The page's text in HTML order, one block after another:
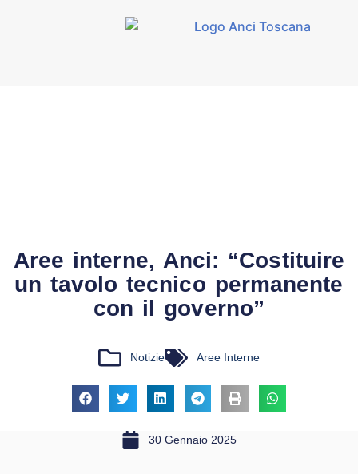
Aree interne, Anci: “Costituire
un tavolo tecnico permanente
con il governo”
Notizie Aree Interne
30 Gennaio 2025